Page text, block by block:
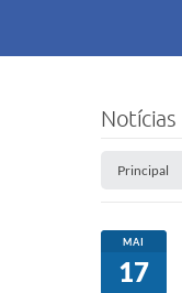
Notícias
Principal
MAI
17